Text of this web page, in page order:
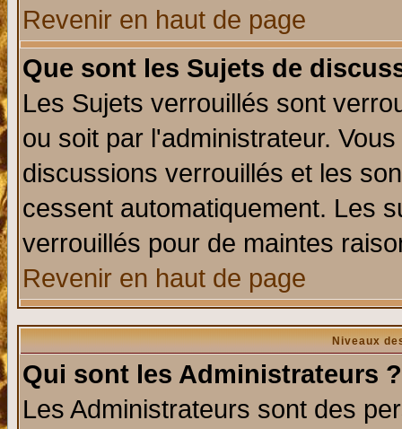
Revenir en haut de page
Que sont les Sujets de
Les Sujets verrouillés sont
ou soit par l'administrateur.
discussions verrouillés et les
cessent automatiquement. Les
verrouillés pour de maintes
Revenir en haut de page
Niveaux
Qui sont les Administrateurs ?
Les Administrateurs sont des